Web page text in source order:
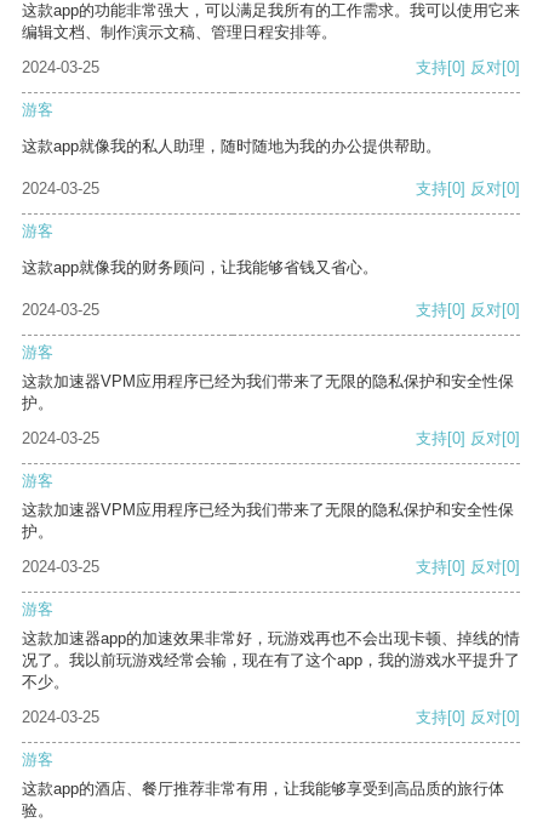
这款app的功能非常强大，可以满足我所有的工作需求。我可以使用它来
编辑文档、制作演示文稿、管理日程安排等。
2024-03-25
支持[0] 反对[0]
游客
这款app就像我的私人助理，随时随地为我的办公提供帮助。
2024-03-25 支持[0] 反对[0]
游客
这款app就像我的财务顾问，让我能够省钱又省心。
2024-03-25 支持[0] 反对[0]
游客
这款加速器VPM应用程序已经为我们带来了无限的隐私保护和安全性保
护。
2024-03-25
支持[0] 反对[0]
游客
这款加速器VPM应用程序已经为我们带来了无限的隐私保护和安全性保
护。
2024-03-25
支持[0] 反对[0]
游客
这款加速器app的加速效果非常好，玩游戏再也不会出现卡顿、掉线的情
况了。我以前玩游戏经常会输，现在有了这个app，我的游戏水平提升了
不少。
2024-03-25
支持[0] 反对[0]
游客
这款app的酒店、餐厅推荐非常有用，让我能够享受到高品质的旅行体
验。